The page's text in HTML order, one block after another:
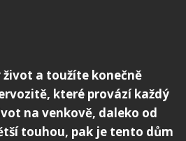
a toužíte konečně
které provází každý
na venkově, daleko od
touhou, pak je tento dům